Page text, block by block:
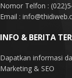
Nomor Telfon :
Email :
INFO & BERITA
Dapatkan informasi
Marketing & SEO